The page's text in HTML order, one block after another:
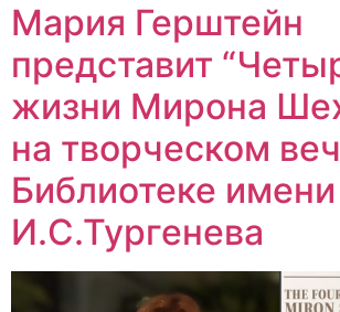
Мария Герштейн
представит
жизни Мирона
на творческом
Библиотеке имени
И.С.Тургенева